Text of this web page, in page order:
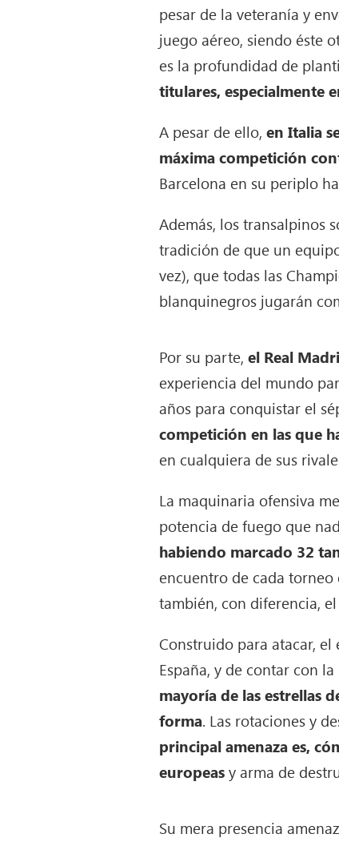
pesar de la veteranía y
juego aéreo, siendo éste
es la profundidad de
titulares, especialmente
A pesar de ello,en Italia
máxima competición
Barcelona en su periplo
Además, los transalpinos
tradición de que un
vez), que todas las
blanquinegros jugarán
Por su parte,el Real
experiencia del mundo
años para conquistar el
competición en las que
en cualquiera de sus
La maquinaria ofensiva
potencia de fuego que
habiendo marcado 32
encuentro de cada torneo
también, con diferencia,
Construido para atacar,
España, y de contar con
mayoría de las estrellas
forma. Las rotaciones y
principal amenaza es,
europeasy arma de
Su mera presencia